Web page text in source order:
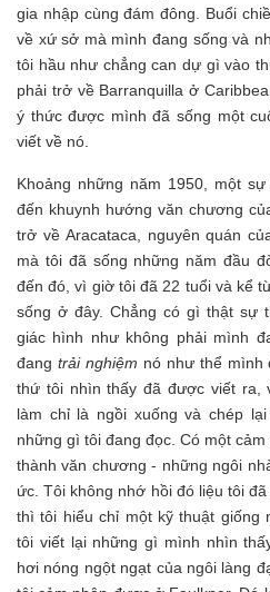
gia nhập cùng đám đông. Buổi
về xứ sở mà mình đang sống và
tôi hầu như chẳng can dự gì vào
phải trở về Barranquilla ở
ý thức được mình đã sống một
viết về nó.
Khoảng những năm 1950, một
đến khuynh hướng văn chương
trở về Aracataca, nguyên quán
mà tôi đã sống những năm đầu
đến đó, vì giờ tôi đã 22 tuổi và kể
sống ở đây. Chẳng có gì thật sự
giác hình như không phải mình
đang trải nghiệm nó như thể mình
thứ tôi nhìn thấy đã được viết ra,
làm chỉ là ngồi xuống và chép
những gì tôi đang đọc. Có một
thành văn chương - những ngôi
ức. Tôi không nhớ hồi đó liệu tôi
thì tôi hiểu chỉ một kỹ thuật giống
tôi viết lại những gì mình nhìn
hơi nóng ngột ngạt của ngôi làng